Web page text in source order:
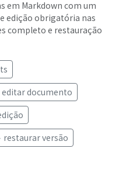
em Markdown com um
edição obrigatória nas
completo e restauração
editar documento
restaurar versão